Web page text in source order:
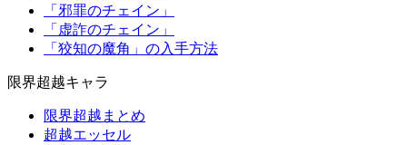
「邪罪のチェイン」
「虚詐のチェイン」
「狡知の魔角」の入手方法
限界超越キャラ
限界超越まとめ
超越エッセル